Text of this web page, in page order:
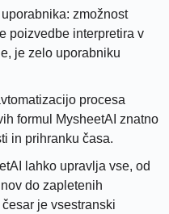
zmožnost
poizvedbe interpretira v
je zelo uporabniku
procesa
formul MysheetAI znatno
in prihranku časa.
lahko upravlja vse, od
do zapletenih
je vsestranski